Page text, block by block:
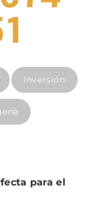
Inversión
para el